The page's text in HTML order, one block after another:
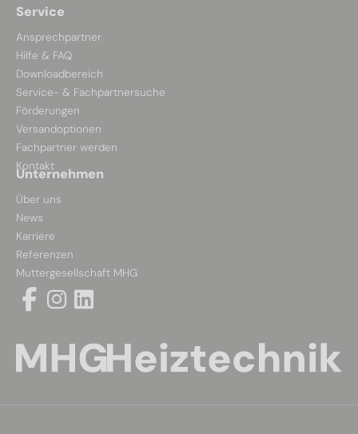
Service
Ansprechpartner
Hilfe & FAQ
Downloadbereich
Service- & Fachpartnersuche
Förderungen
Versandoptionen
Fachpartner werden
Kontakt
Unternehmen
Über uns
News
Karriere
Referenzen
Muttergesellschaft MHG